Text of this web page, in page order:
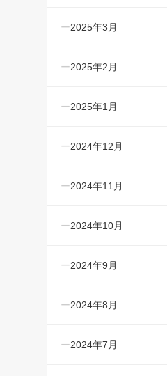
2025年3月
2025年2月
2025年1月
2024年12月
2024年11月
2024年10月
2024年9月
2024年8月
2024年7月